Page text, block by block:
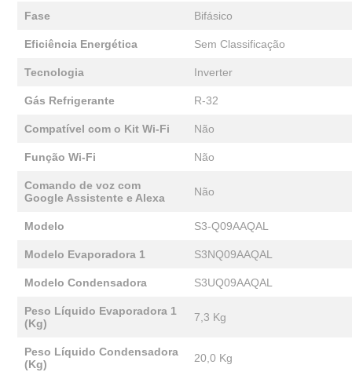
Fase Bifásico
Eficiência Energética Sem Classificação
Tecnologia Inverter
Gás Refrigerante R-32
Compatível com o Kit Wi-Fi Não
Função Wi-Fi Não
Comando de voz com
Google Assistente e Alexa
Não
Modelo S3-Q09AAQAL
Modelo Evaporadora 1 S3NQ09AAQAL
Modelo Condensadora S3UQ09AAQAL
Peso Líquido Evaporadora 1
(Kg)
7,3 Kg
Peso Líquido Condensadora
(Kg)
20,0 Kg